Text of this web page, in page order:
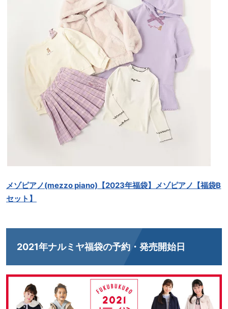
メゾピアノ(mezzo piano)【2023年福袋】メゾピアノ【福袋B
セット】
2021年ナルミヤ福袋の予約・発売開始日